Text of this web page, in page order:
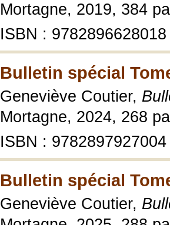
Mortagne, 2019, 384
ISBN : 9782896628018
Bulletin spécial
Geneviève Coutier,
Mortagne, 2024, 268
ISBN : 9782897927004
Bulletin spécial
Geneviève Coutier,